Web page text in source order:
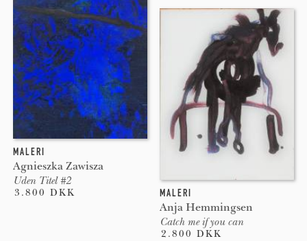
MALERI
Agnieszka Zawisza
Uden Titel #2
3.800 DKK MALERI
Anja Hemmingsen
Catch me if you can
2.800 DKK